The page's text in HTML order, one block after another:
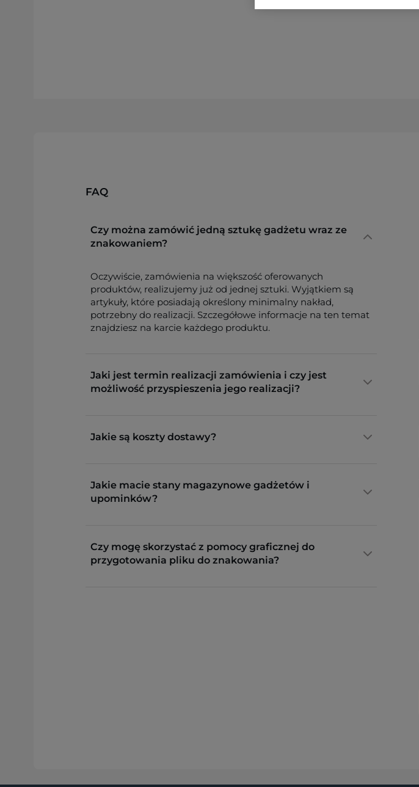
FAQ
Czy można zamówić jedną sztukę gadżetu wraz ze
znakowaniem?
Oczywiście, zamówienia na większość oferowanych
produktów, realizujemy już od jednej sztuki. Wyjątkiem są
artykuły, które posiadają określony minimalny nakład,
potrzebny do realizacji. Szczegółowe informacje na ten temat
znajdziesz na karcie każdego produktu.
Jaki jest termin realizacji zamówienia i czy jest
możliwość przyspieszenia jego realizacji?
Jakie są koszty dostawy?
Jakie macie stany magazynowe gadżetów i
upominków?
Czy mogę skorzystać z pomocy graficznej do
przygotowania pliku do znakowania?